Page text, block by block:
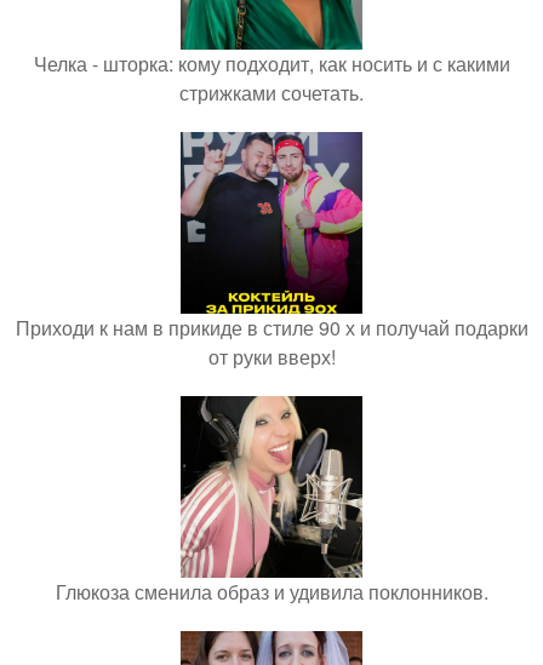
Челка - шторка: кому подходит, как носить и с какими
стрижками сочетать.
Приходи к нам в прикиде в стиле 90 х и получай подарки
от руки вверх!
Глюкоза сменила образ и удивила поклонников.